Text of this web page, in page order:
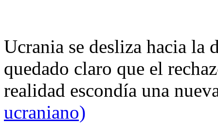
Ucrania se desliza hacia
quedado claro que el
realidad escondía una
ucraniano)